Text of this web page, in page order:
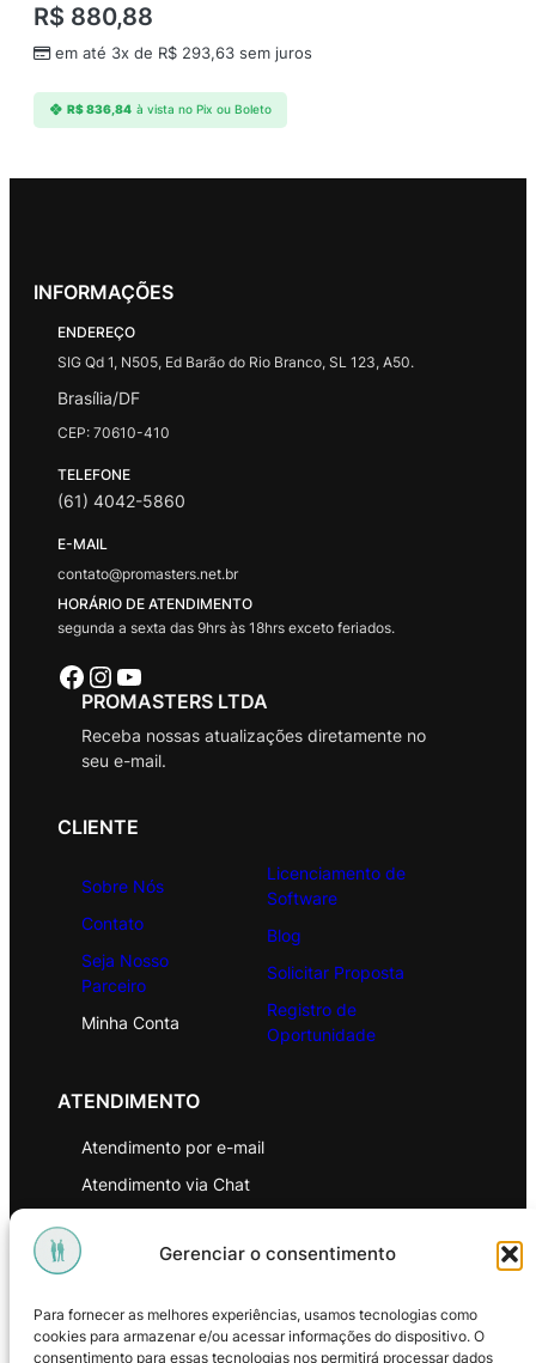
Gerenciar o consentimento
Para fornecer as melhores experiências, usamos tecnologias como
cookies para armazenar e/ou acessar informações do dispositivo. O
consentimento para essas tecnologias nos permitirá processar dados
R$ 880,88
em até 3x de R$ 293,63 sem juros
R$836,84 à vista no Pix ou Boleto
INFORMAÇÕES
ENDEREÇO
SIG Qd 1, N505, Ed Barão do Rio Branco, SL 123, A50.
Brasília/DF
CEP: 70610-410
TELEFONE
(61) 4042-5860
E-MAIL
contato@promasters.net.br
HORÁRIO DE ATENDIMENTO
segunda a sexta das 9hrs às 18hrs exceto feriados.
Facebook Instagram Youtube
PROMASTERS LTDA
Receba nossas atualizações diretamente no
seu e-mail.
CLIENTE
Sobre Nós
Contato
Seja Nosso
Parceiro
Minha Conta
Licenciamento de
Software
Blog
Solicitar Proposta
Registro de
Oportunidade
ATENDIMENTO
Atendimento por e-mail
Atendimento via Chat
Política de Privacidade